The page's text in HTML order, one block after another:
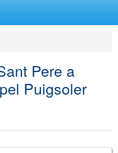
Pere a
Puigsoler